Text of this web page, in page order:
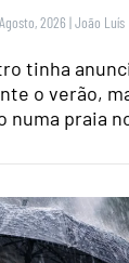
2026 |João Luís
tinha
o verão,
numa praia